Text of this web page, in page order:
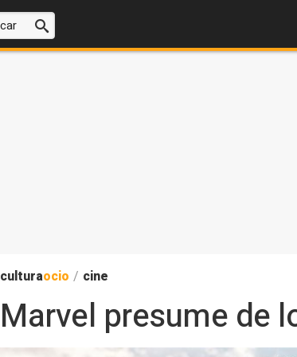
culturaocio / cine
Marvel presume de